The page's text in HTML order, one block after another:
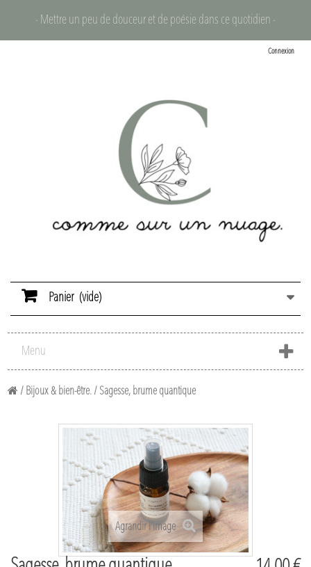
- Mettre un peu de douceur et de poésie dans ce quotidien -
Connexion
Panier (vide)
Menu
/ Bijoux & bien-être. / Sagesse, brume quantique
Agrandir l'image